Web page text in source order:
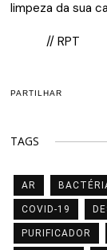
limpeza da sua
// RPT
PARTILHAR
TAGS
AR
COVID-19
PURIFICADOR